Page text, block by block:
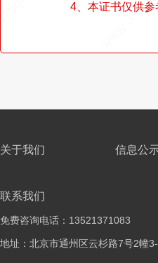
4、本证书仅供
关于我们 信息公
联系我们
免费咨询电话：13521371083
地址：北京市通州区云杉路7号2幢